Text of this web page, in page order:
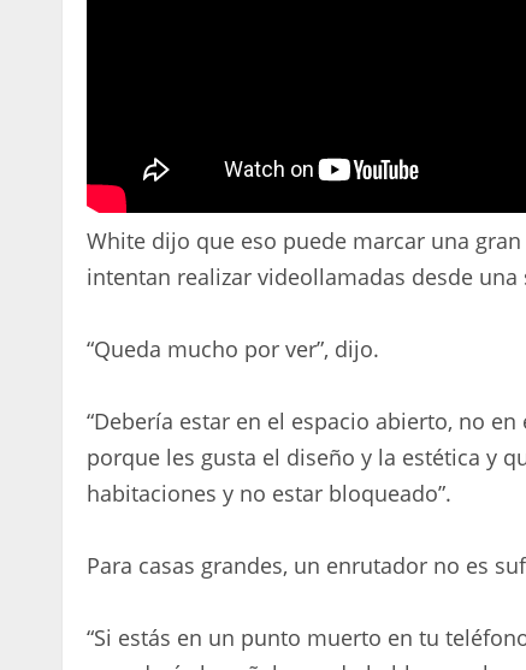
White dijo que eso puede marcar una
intentan realizar videollamadas desde
“Queda mucho por ver”, dijo.
“Debería estar en el espacio abierto, no
porque les gusta el diseño y la estética y
habitaciones y no estar bloqueado”.
Para casas grandes, un enrutador no es
“Si estás en un punto muerto en tu